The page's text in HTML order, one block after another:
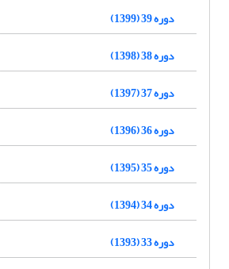
دوره 39 (1399)
دوره 38 (1398)
دوره 37 (1397)
دوره 36 (1396)
دوره 35 (1395)
دوره 34 (1394)
دوره 33 (1393)